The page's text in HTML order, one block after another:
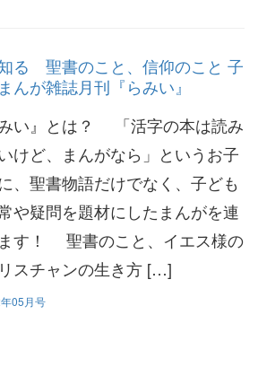
る 聖書のこと、信仰のこと 子
んが雑誌月刊『らみい』
い』とは？ 「活字の本は読み
けど、まんがなら」というお子
、聖書物語だけでなく、子ども
や疑問を題材にしたまんがを連
す！ 聖書のこと、イエス様の
スチャンの生き方 […]
05月号